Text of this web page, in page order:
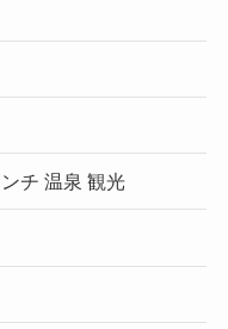
チ 温泉 観光